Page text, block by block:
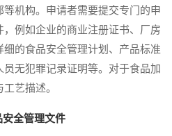
机构。申请者需要提交专门的申
例如企业的商业注册证书、厂房
的食品安全管理计划、产品标准
无犯罪记录证明等。对于食品加
艺描述。
全管理文件